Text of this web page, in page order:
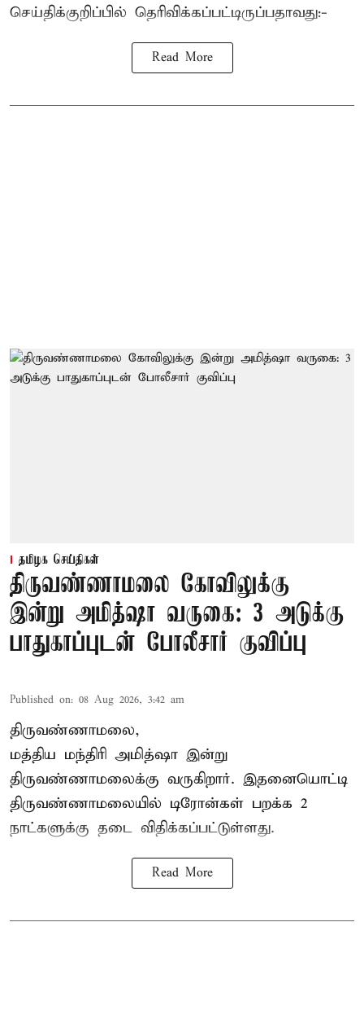
செய்திக்குறிப்பில் தெரிவிக்கப்பட்டிருப்பதாவது:-
Read More
தமிழக செய்திகள்
திருவண்ணாமலை கோவிலுக்கு
இன்று அமித்ஷா வருகை: 3 அடுக்கு
பாதுகாப்புடன் போலீசார் குவிப்பு
Published on: 08 Aug 2026, 3:42 am
திருவண்ணாமலை,
மத்திய மந்திரி அமித்ஷா இன்று
திருவண்ணாமலைக்கு வருகிறார். இதனையொட்டி
திருவண்ணாமலையில் டிரோன்கள் பறக்க 2
நாட்களுக்கு தடை விதிக்கப்பட்டுள்ளது.
Read More